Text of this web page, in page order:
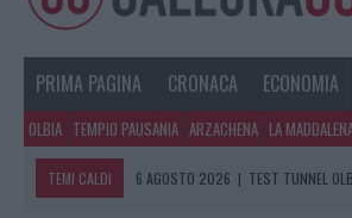
PRIMA PAGINA CRONACA ECONOMIA
OLBIA TEMPIO PAUSANIA ARZACHENA LA
TEMI CALDI 6 AGOSTO 2026 | AGGIUS